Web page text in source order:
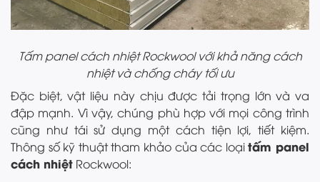
Tấm panel cách nhiệt Rockwool với khả năng cách
nhiệt và chống cháy tối ưu
Đặc biệt, vật liệu này chịu được tải trọng lớn và va
đập mạnh. Vì vậy, chúng phù hợp với mọi công trình
cũng như tái sử dụng một cách tiện lợi, tiết kiệm.
Thông số kỹ thuật tham khảo của các loạitấm panel
cách nhiệt Rockwool: